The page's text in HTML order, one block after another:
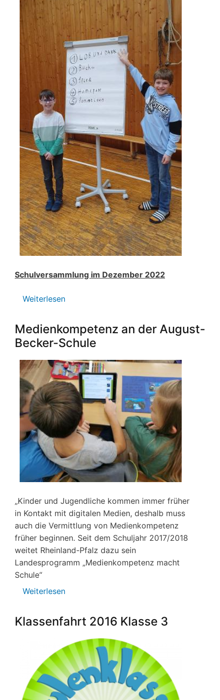
Schulversammlung im Dezember 2022
Weiterlesen
Dezember
2022
Medienkompetenz an der August-
Becker-Schule
„Kinder und Jugendliche kommen immer früher
in Kontakt mit digitalen Medien, deshalb muss
auch die Vermittlung von Medienkompetenz
früher beginnen. Seit dem Schuljahr 2017/2018
weitet Rheinland-Pfalz dazu sein
Landesprogramm „Medienkompetenz macht
Schule“
Weiterlesen
an
der
August-
Becker-
Schule
Klassenfahrt 2016 Klasse 3